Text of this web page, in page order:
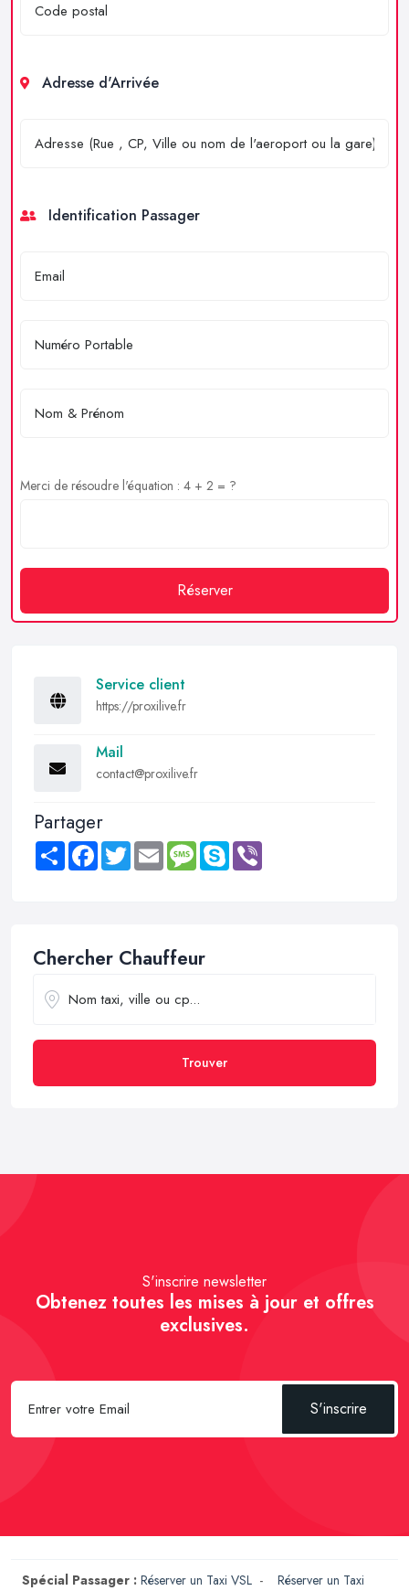
Adresse d'Arrivée
Identification Passager
Merci de résoudre l'équation : 4 + 2 = ?
Réserver
Service client
https://proxilive.fr
Mail
contact@proxilive.fr
Partager
Share FacebookTwitter Email MessageSkype
Chercher Chauffeur
Trouver
S'inscrire newsletter
Obtenez toutes les mises à jour et offres
exclusives.
S'inscrire
Spécial Passager : Réserver un Taxi VSL - Réserver un Taxi